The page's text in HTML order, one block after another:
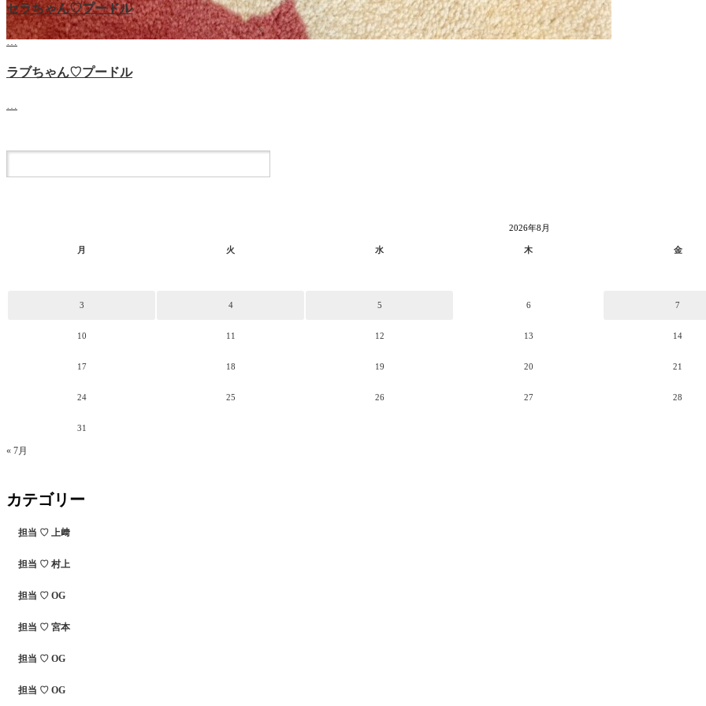
ラブちゃん♡プードル
セラちゃん♡プードル
…
2026年8月
月 火 水 木 金
3 4 5 6 7
10 11 12 13 14
17 18 19 20 21
24 25 26 27 28
31
« 7月
カテゴリー
担当 ♡ 上﨑
担当 ♡ 村上
担当 ♡ OG
担当 ♡ 宮本
担当 ♡ OG
担当 ♡ OG